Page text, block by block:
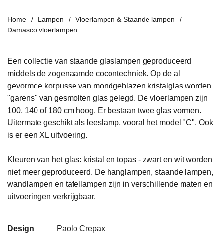
Home Lampen
Vloerlampen & Staande lampen
Damasco vloerlampen
Een collectie van staande glaslampen geproduceerd
middels de zogenaamde cocontechniek. Op de al
gevormde korpusse van mondgeblazen kristalglas worden
"garens" van gesmolten glas gelegd. De vloerlampen zijn
100, 140 of 180 cm hoog. Er bestaan twee glas vormen.
Uitermate geschikt als leeslamp, vooral het model "C". Ook
is er een XL uitvoering.
Kleuren van het glas: kristal en topas - zwart en wit worden
niet meer geproduceerd. De hanglampen, staande lampen,
wandlampen en tafellampen zijn in verschillende maten en
uitvoeringen verkrijgbaar.
Design Paolo Crepax